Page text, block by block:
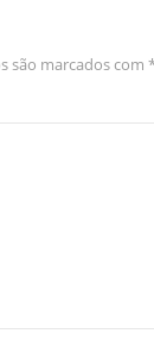
são marcados com